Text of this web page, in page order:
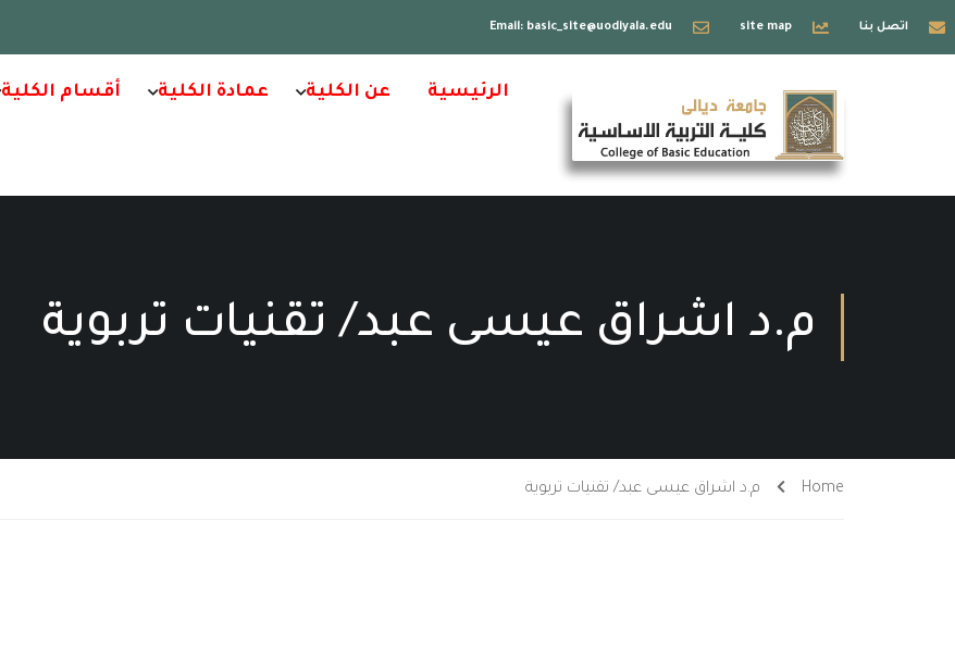
اتصل بنا site map
Email: basic_site@uodiyala.edu
الرئيسية عن الكلية عمادة الكلية أقسام الكلية
م.د اشراق عيسى عبد/ تقنيات تربوية
Home م.د اشراق عيسى عبد/ تقنيات تربوية